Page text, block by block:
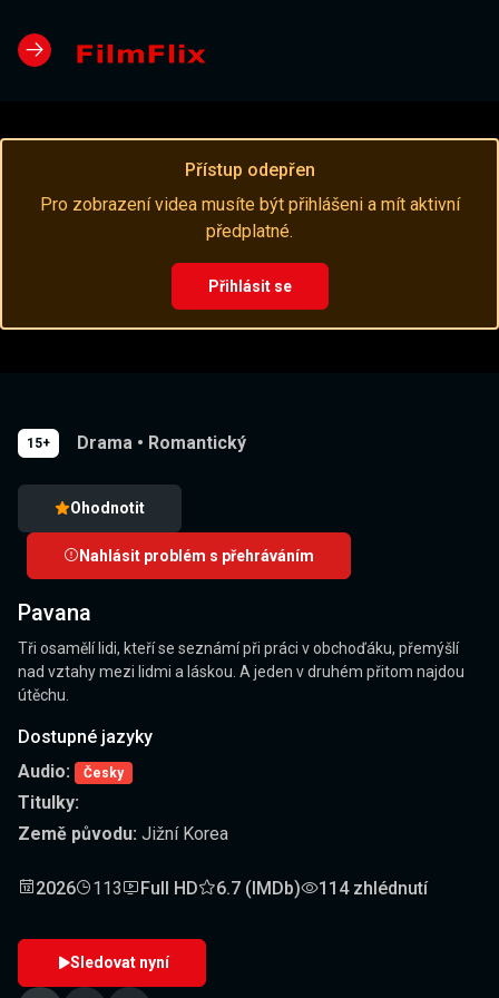
Přístup odepřen
Pro zobrazení videa musíte být přihlášeni a mít aktivní
předplatné.
Přihlásit se
15+ Drama • Romantický
Ohodnotit
Nahlásit problém s přehráváním
Pavana
Tři osamělí lidi, kteří se seznámí při práci v obchoďáku, přemýšlí
nad vztahy mezi lidmi a láskou. A jeden v druhém přitom najdou
útěchu.
Dostupné jazyky
Audio:
Česky
Titulky:
Země původu: Jižní Korea
2026 113 Full HD 6.7 (IMDb) 114 zhlédnutí
Sledovat nyní